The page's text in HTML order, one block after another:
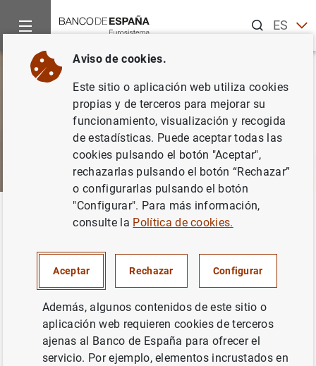
ESEN
Sobre el Banco Portal de Transparencia
públicos
El gobernador y el subgobernador están sujetos al
régimen de incompatibilidades de los altos cargos, según
Aviso de cookies.
Este sitio o aplicación web utiliza cookies
propias y de terceros para mejorar su
funcionamiento, visualización y recogida
de estadísticas. Puede aceptar todas las
cookies pulsando el botón "Aceptar",
rechazarlas pulsando el botón “Rechazar”
o configurarlas pulsando el botón
"Configurar". Para más información,
consulte la Política de cookies.
Aceptar Rechazar Configurar
Además, algunos contenidos de este sitio o
aplicación web requieren cookies de terceros
ajenas al Banco de España para ofrecer el
servicio. Por ejemplo, elementos incrustados en